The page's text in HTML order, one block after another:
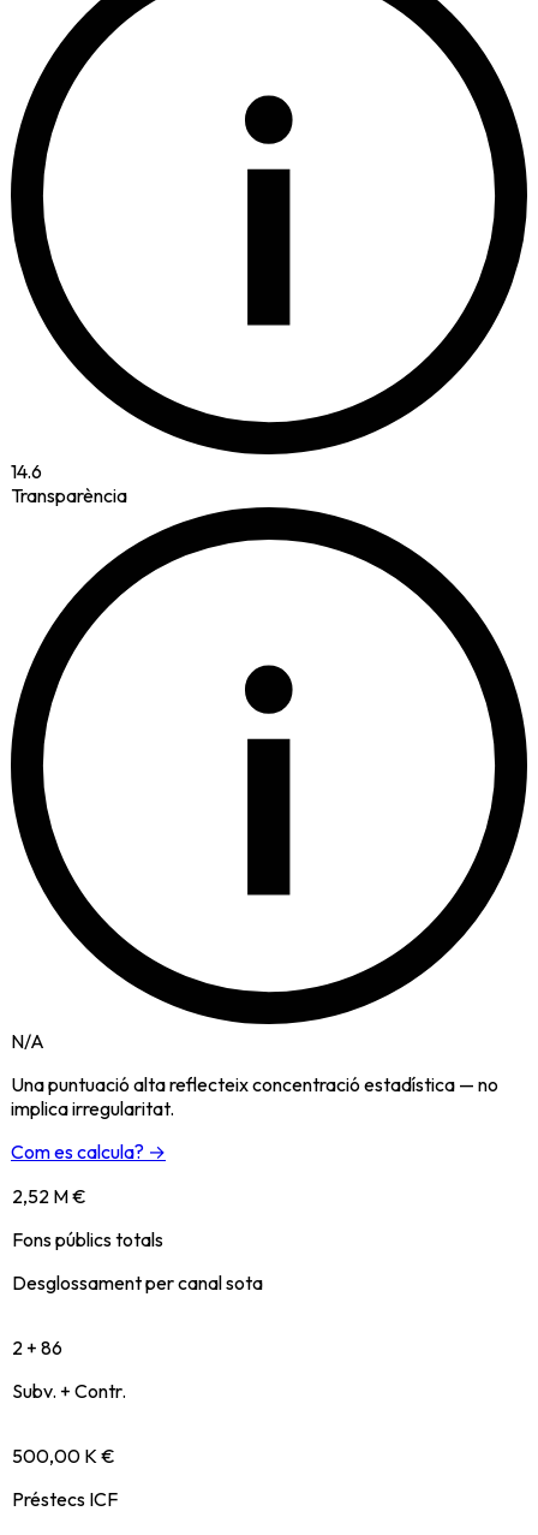
i
14.6
Transparència
i
N/A
Una puntuació alta reflecteix concentració estadística — no
implica irregularitat.
Com es calcula? →
2,52 M €
Fons públics totals
Desglossament per canal sota
2 + 86
Subv. + Contr.
500,00 K €
Préstecs ICF